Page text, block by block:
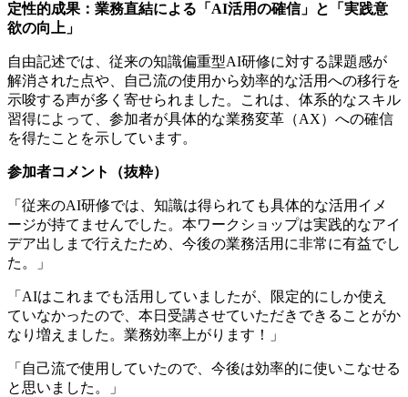
定性的成果：業務直結による「AI活用の確信」と「実践意
欲の向上」
自由記述では、従来の知識偏重型AI研修に対する課題感が
解消された点や、自己流の使用から効率的な活用への移行を
示唆する声が多く寄せられました。これは、体系的なスキル
習得によって、参加者が具体的な業務変革（AX）への確信
を得たことを示しています。
参加者コメント（抜粋）
「従来のAI研修では、知識は得られても具体的な活用イメ
ージが持てませんでした。本ワークショップは実践的なアイ
デア出しまで行えたため、今後の業務活用に非常に有益でし
た。」
「AIはこれまでも活用していましたが、限定的にしか使え
ていなかったので、本日受講させていただきできることがか
なり増えました。業務効率上がります！」
「自己流で使用していたので、今後は効率的に使いこなせる
と思いました。」